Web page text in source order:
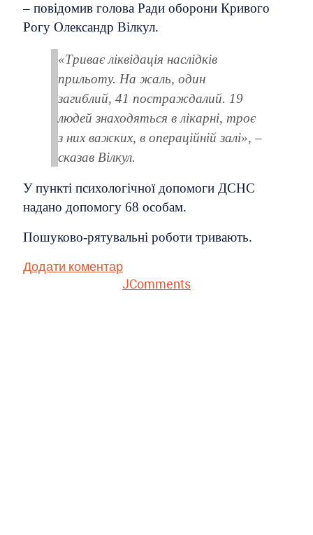
– повідомив голова Ради оборони Кривого
Рогу Олександр Вілкул.
«Триває ліквідація наслідків
прильоту. На жаль, один
загиблий, 41 постраждалий. 19
людей знаходяться в лікарні, троє
з них важких, в операційній залі», –
сказав Вілкул.
У пункті психологічної допомоги ДСНС
надано допомогу 68 особам.
Пошуково-рятувальні роботи тривають.
Додати коментар
JComments